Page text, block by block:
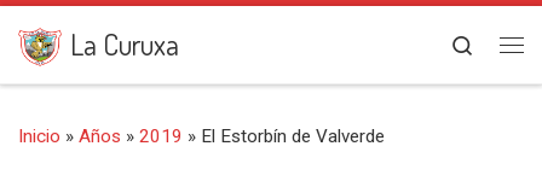
Saltar al contenido
La Curuxa
Search
Inicio » Años » 2019 » El Estorbín de Valverde